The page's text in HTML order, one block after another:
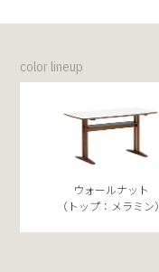
color lineup
ウォールナット
（トップ：メラミン）